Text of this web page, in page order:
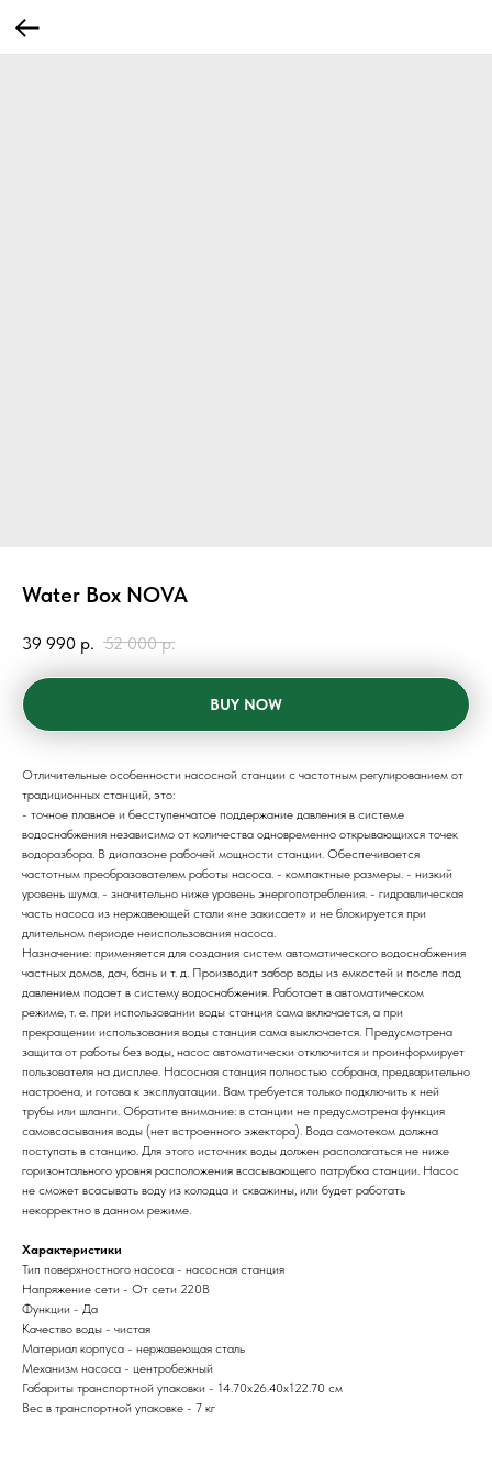
Water Box NOVA
39 990 р. 52 000 р.
BUY NOW
Отличительные особенности насосной станции с частотным регулированием от
традиционных станций, это:
- точное плавное и бесступенчатое поддержание давления в системе
водоснабжения независимо от количества одновременно открывающихся точек
водоразбора. В диапазоне рабочей мощности станции. Обеспечивается
частотным преобразователем работы насоса. - компактные размеры. - низкий
уровень шума. - значительно ниже уровень энергопотребления. - гидравлическая
часть насоса из нержавеющей стали «не закисает» и не блокируется при
длительном периоде неиспользования насоса.
Назначение: применяется для создания систем автоматического водоснабжения
частных домов, дач, бань и т. д. Производит забор воды из емкостей и после под
давлением подает в систему водоснабжения. Работает в автоматическом
режиме, т. е. при использовании воды станция сама включается, а при
прекращении использования воды станция сама выключается. Предусмотрена
защита от работы без воды, насос автоматически отключится и проинформирует
пользователя на дисплее. Насосная станция полностью собрана, предварительно
настроена, и готова к эксплуатации. Вам требуется только подключить к ней
трубы или шланги. Обратите внимание: в станции не предусмотрена функция
самовсасывания воды (нет встроенного эжектора). Вода самотеком должна
поступать в станцию. Для этого источник воды должен располагаться не ниже
горизонтального уровня расположения всасывающего патрубка станции. Насос
не сможет всасывать воду из колодца и скважины, или будет работать
некорректно в данном режиме.
Характеристики
Тип поверхностного насоса - насосная станция
Напряжение сети - От сети 220В
Функции - Да
Качество воды - чистая
Материал корпуса - нержавеющая сталь
Механизм насоса - центробежный
Габариты транспортной упаковки - 14.70х26.40х122.70 см
Вес в транспортной упаковке - 7 кг